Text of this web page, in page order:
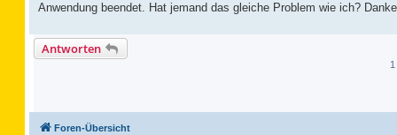
Anwendung beendet. Hat jemand das gleiche Problem wie ich?
Antworten
Foren-Übersicht